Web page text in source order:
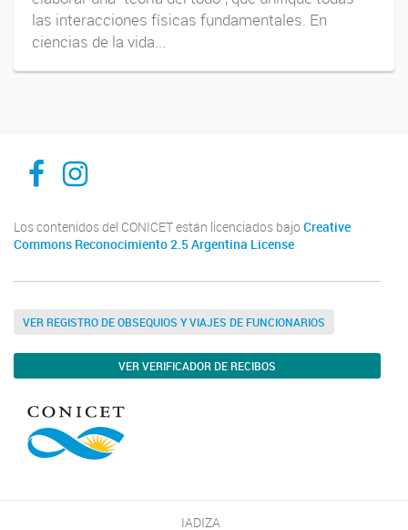
las interacciones físicas fundamentales. En
ciencias de la vida...
Facebook
Instagram
Los contenidos del CONICET están licenciados bajo Creative
Commons Reconocimiento 2.5 Argentina License
VER REGISTRO DE OBSEQUIOS Y VIAJES DE FUNCIONARIOS
VER VERIFICADOR DE RECIBOS
IADIZA